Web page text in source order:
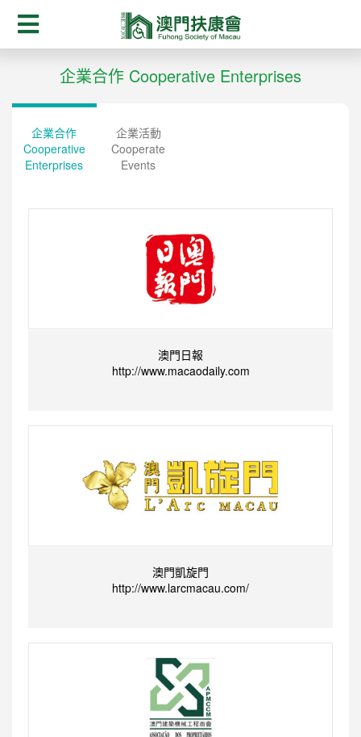
企業合作 Cooperative Enterprises
企業合作
Cooperative
Enterprises
企業活動
Cooperate
Events
澳門日報
http://www.macaodaily.com
澳門凱旋門
http://www.larcmacau.com/